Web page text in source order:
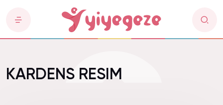
KARDENS RESIM